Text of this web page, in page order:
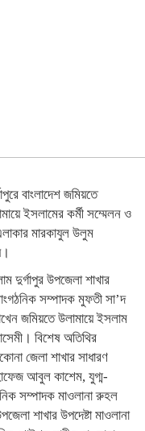
বাংলাদেশ জমিয়তে
ইসলামের কর্মী সম্মেলন ও
মারকাযুল উলুম
দুর্গাপুর উপজেলা শাখার
সম্পাদক মুফতী সা’দ
জমিয়তে উলামায়ে ইসলাম
বিশেষ অতিথির
জেলা শাখার সাধারণ
আবুল কাশেম, যুগ্ম-
সম্পাদক মাওলানা রুহল
শাখার উপদেষ্টা মাওলানা